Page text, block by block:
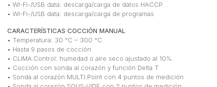
• WI-Fi-/USB data: descarga/carga de datos HACCP
• WI-Fi-/USB data: descarga/carga de programas
CARACTERÍSTICAS COCCIÓN MANUAL
• Temperatura: 30 °C – 300 °C
• Hasta 9 pasos de cocción
• CLIMA.Control: humedad o aire seco ajustado al 10%.
• Cocción con sonda al corazón y función Delta T
• Sonda al corazón MULTI.Point con 4 puntos de medición